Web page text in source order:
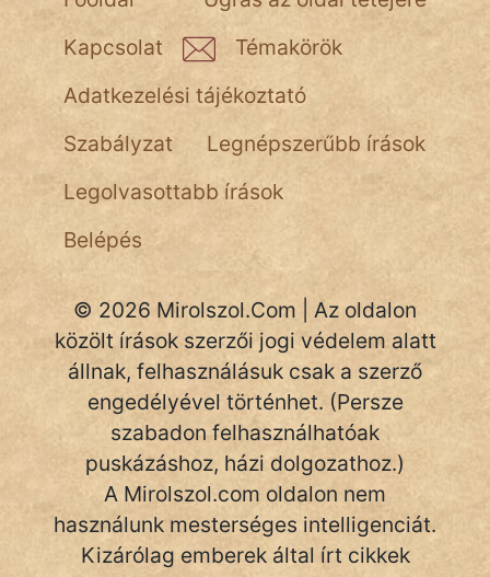
pszichopati
szegény legény
Hoffer Botond
szemfüles
Kapcsolat
Témakörök
Adatkezelési tájékoztató
Szabályzat
Legnépszerűbb írások
Legolvasottabb írások
Belépés
© 2026 Mirolszol.Com | Az oldalon
közölt írások szerzői jogi védelem alatt
állnak, felhasználásuk csak a szerző
engedélyével történhet. (Persze
szabadon felhasználhatóak
puskázáshoz, házi dolgozathoz.)
A Mirolszol.com oldalon nem
használunk mesterséges intelligenciát.
Kizárólag emberek által írt cikkek